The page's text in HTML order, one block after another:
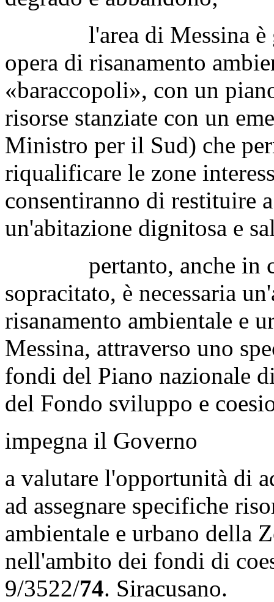
l'area di Messina è
opera di risanamento
«baraccopoli», con un
risorse stanziate con un
Ministro per il Sud) che
riqualificare le zone
consentiranno di restituire
un'abitazione dignitosa e
pertanto, anche in
sopracitato, è necessaria
risanamento ambientale e
Messina, attraverso uno
fondi del Piano nazionale
del Fondo sviluppo e
impegna il Governo
a valutare l'opportunità di
ad assegnare specifiche
ambientale e urbano della
nell'ambito dei fondi di
9/3522/74. Siracusano.